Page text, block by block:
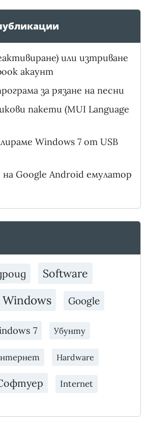
или изтриване
акаунт
за рязане на песни
пакети (MUI Language
Windows 7 от USB
Google Android емулатор
Software
Windows Google
7 Убунту
Hardware
Internet